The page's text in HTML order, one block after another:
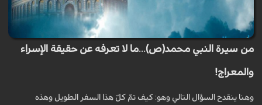
من سيرة النبي محمد(ص)...ما لا تعرفه عن حقيقة الإسراء
والمعراج!
وهنا ينقدح السؤال التالي وهو: كيف تمّ كلّ هذا السفر الطويل وهذه